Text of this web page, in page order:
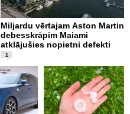
Miljardu vērtajam Aston Martin
debesskrāpim Maiami
atklājušies nopietni defekti
1